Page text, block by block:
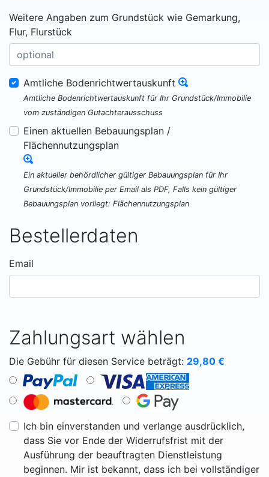
Weitere Angaben zum Grundstück wie Gemarkung,
Flur, Flurstück
Amtliche Bodenrichtwertauskunft
Amtliche Bodenrichtwertauskunft für Ihr Grundstück/Immobilie
vom zuständigen Gutachterausschuss
Einen aktuellen Bebauungsplan /
Flächennutzungsplan
Ein aktueller behördlicher gültiger Bebauungsplan für Ihr
Grundstück/Immobilie per Email als PDF, Falls kein gültiger
Bebauungsplan vorliegt: Flächennutzungsplan
Bestellerdaten
Email
Zahlungsart wählen
Die Gebühr für diesen Service beträgt: 29,80 €
Ich bin einverstanden und verlange ausdrücklich,
dass Sie vor Ende der Widerrufsfrist mit der
Ausführung der beauftragten Dienstleistung
beginnen. Mir ist bekannt, dass ich bei vollständiger